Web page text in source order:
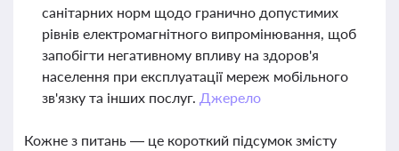
санітарних норм щодо гранично допустимих
рівнів електромагнітного випромінювання, щоб
запобігти негативному впливу на здоров'я
населення при експлуатації мереж мобільного
зв'язку та інших послуг. Джерело
Кожне з питань — це короткий підсумок змісту